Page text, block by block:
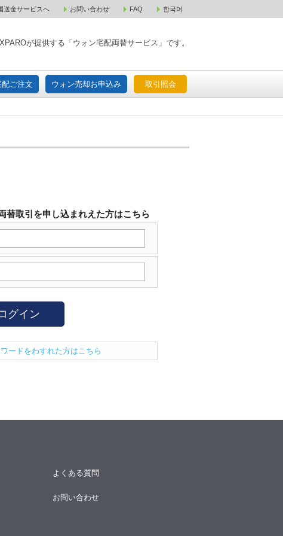
送金サービスへ お問い合わせ FAQ 한국어
が提供する「ウォン宅配両替サービス」です。
ご注文 ウォン売却お申込み 取引照会
ン購入宅配ご注文 ウォン売却お申込み 取引照会
替取引を申し込まれえた方はこちら
グイン
ードをわすれた方はこちら
よくある質問
お問い合わせ